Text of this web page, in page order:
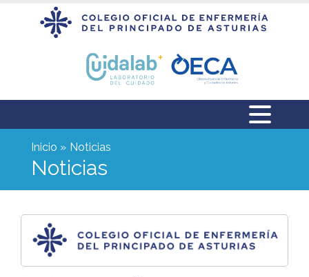
Inicio Noticias
Noticias